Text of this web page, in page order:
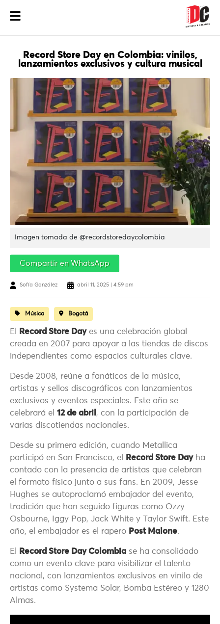
Record Store Day en Colombia: vinilos,
lanzamientos exclusivos y cultura musical
Imagen tomada de @recordstoredaycolombia
Compartir en WhatsApp
Sofía González abril 11, 2025 | 4:59 pm
Música Bogotá
El Record Store Dayes una celebración global
creada en 2007 para apoyar a las tiendas de discos
independientes como espacios culturales clave.
Desde 2008, reúne a fanáticos de la música,
artistas y sellos discográficos con lanzamientos
exclusivos y eventos especiales. Este año se
celebrará el 12 de abril , con la participación de
varias discotiendas nacionales.
Desde su primera edición, cuando Metallica
participó en San Francisco, el
Record Store Dayha
contado con la presencia de artistas que celebran
el formato físico junto a sus fans. En 2009, Jesse
Hughes se autoproclamó embajador del evento,
tradición que han seguido figuras como Ozzy
Osbourne, Iggy Pop, Jack White y Taylor Swift. Este
año, el embajador es el rapero Post Malone.
El Record Store Day Colombia se ha consolidado
como un evento clave para visibilizar el talento
nacional, con lanzamientos exclusivos en vinilo de
artistas como Systema Solar, Bomba Estéreo y 1280
Almas.